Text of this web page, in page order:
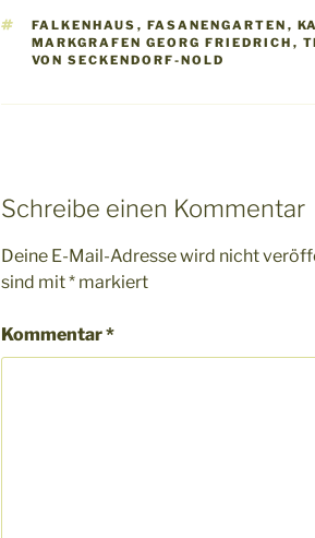
SCHLAGWÖRTER
FALKENHAUS , FASANENGARTEN ,
MARKGRAFEN GEORG FRIEDRICH ,
VON SECKENDORF-NOLD
Schreibe einen Kommentar
Deine E-Mail-Adresse wird nicht
sind mit* markiert
Kommentar*